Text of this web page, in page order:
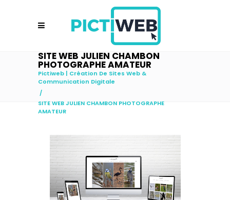
SITE WEB JULIEN CHAMBON
PHOTOGRAPHE AMATEUR
Pictiweb | Création De Sites Web &
Communication Digitale
/
SITE WEB JULIEN CHAMBON PHOTOGRAPHE
AMATEUR